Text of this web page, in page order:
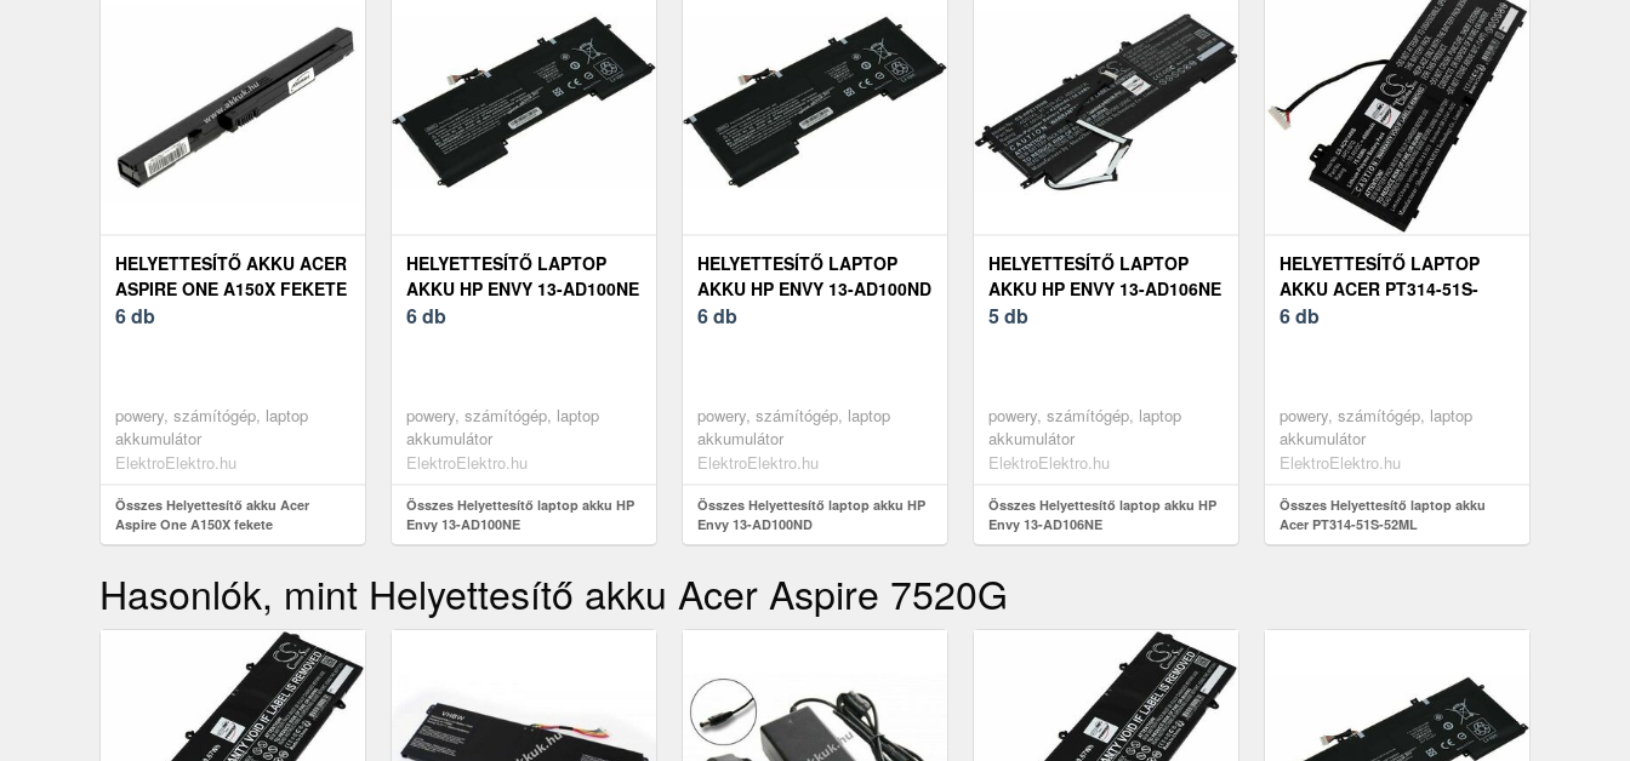
HELYETTESÍTŐ AKKU ACER
ASPIRE ONE A150X FEKETE
6 db
powery, számítógép, laptop
akkumulátor
ElektroElektro.hu
Összes Helyettesítő akku Acer
Aspire One A150X fekete
HELYETTESÍTŐ LAPTOP
AKKU HP ENVY 13-AD100NE
6 db
powery, számítógép, laptop
akkumulátor
ElektroElektro.hu
Összes Helyettesítő laptop akku HP
Envy 13-AD100NE
HELYETTESÍTŐ LAPTOP
AKKU HP ENVY 13-AD100ND
6 db
powery, számítógép, laptop
akkumulátor
ElektroElektro.hu
Összes Helyettesítő laptop akku HP
Envy 13-AD100ND
HELYETTESÍTŐ LAPTOP
AKKU HP ENVY 13-AD106NE
5 db
powery, számítógép, laptop
akkumulátor
ElektroElektro.hu
Összes Helyettesítő laptop akku HP
Envy 13-AD106NE
HELYETTESÍTŐ LAPTOP
AKKU ACER PT314-51S-
52ML
6 db
powery, számítógép, laptop
akkumulátor
ElektroElektro.hu
Összes Helyettesítő laptop akku
Acer PT314-51S-52ML
Hasonlók, mint Helyettesítő akku Acer Aspire 7520G